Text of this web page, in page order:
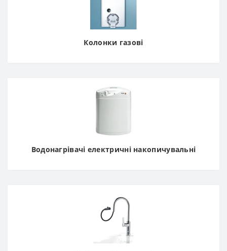
Колонки газові
Водонагрівачі електричні накопичувальні